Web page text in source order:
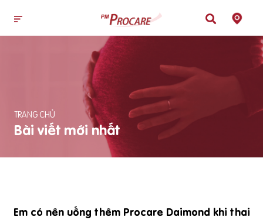
TRANG CHỦ
Bài viết mới nhất
Em có nên uống thêm Procare Daimond khi thai